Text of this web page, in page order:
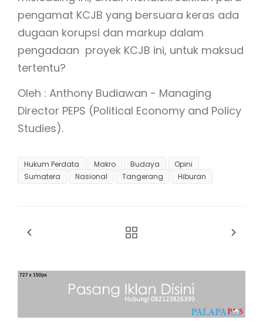
pengamat KCJB yang bersuara keras ada
dugaan korupsi dan markup dalam
pengadaan proyek KCJB ini, untuk maksud
tertentu?
Oleh : Anthony Budiawan - Managing
Director PEPS (Political Economy and Policy
Studies).
Hukum Perdata Makro Budaya
Opini
Sumatera
Nasional Tangerang Hiburan